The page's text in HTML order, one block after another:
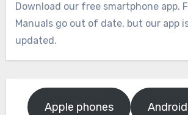
Download our free smartphone app.
Manuals go out of date, but our app
updated.
Apple phones